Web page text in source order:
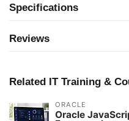
Specifications
Reviews
Related IT Training &
ORACLE
Oracle